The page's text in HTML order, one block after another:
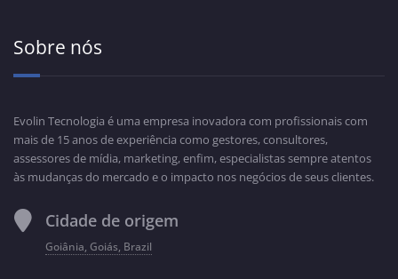
Sobre nós
Evolin Tecnologia é uma empresa inovadora com profissionais com
mais de 15 anos de experiência como gestores, consultores,
assessores de mídia, marketing, enfim, especialistas sempre atentos
às mudanças do mercado e o impacto nos negócios de seus clientes.
Cidade de origem
Goiânia, Goiás, Brazil